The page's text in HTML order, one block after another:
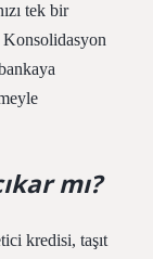
tek bir
mı?
kredisi, taşıt